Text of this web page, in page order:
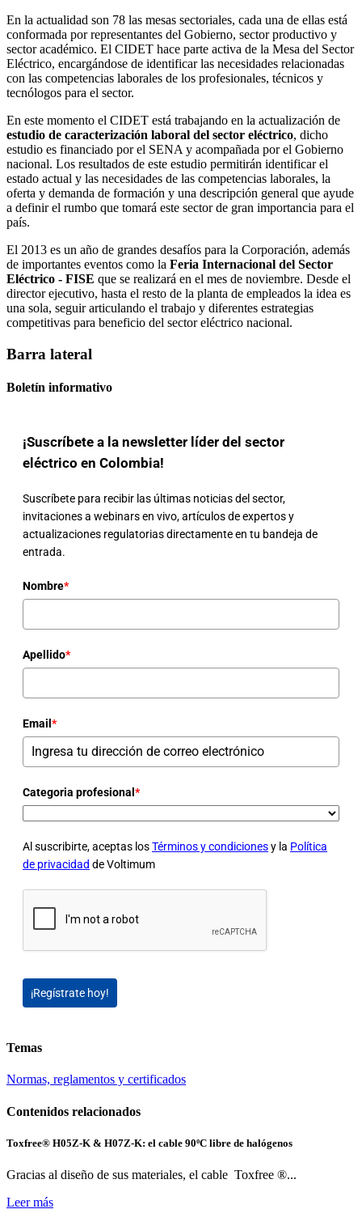
En la actualidad son 78 las mesas sectoriales, cada una de ellas está
conformada por representantes del Gobierno, sector productivo y
sector académico. El CIDET hace parte activa de la Mesa del Sector
Eléctrico, encargándose de identificar las necesidades relacionadas
con las competencias laborales de los profesionales, técnicos y
tecnólogos para el sector.
En este momento el CIDET está trabajando en la actualización de
estudio de caracterización laboral del sector eléctrico, dicho
estudio es financiado por el SENA y acompañada por el Gobierno
nacional. Los resultados de este estudio permitirán identificar el
estado actual y las necesidades de las competencias laborales, la
oferta y demanda de formación y una descripción general que ayude
a definir el rumbo que tomará este sector de gran importancia para el
país.
El 2013 es un año de grandes desafíos para la Corporación, además
de importantes eventos como la Feria Internacional del Sector
Eléctrico - FISE que se realizará en el mes de noviembre. Desde el
director ejecutivo, hasta el resto de la planta de empleados la idea es
una sola, seguir articulando el trabajo y diferentes estrategias
competitivas para beneficio del sector eléctrico nacional.
Barra lateral
Boletín informativo
¡Suscríbete a la newsletter líder del sector
eléctrico en Colombia!
Suscríbete para recibir las últimas noticias del sector,
invitaciones a webinars en vivo, artículos de expertos y
actualizaciones regulatorias directamente en tu bandeja de
entrada.
Nombre*
Apellido*
Email *
Categoria profesional *
Al suscribirte, aceptas losTérminos y condicionesy la Política
de privacidad de Voltimum
¡Regístrate hoy!
Temas
Normas, reglamentos y certificados
Contenidos relacionados
Toxfree® H05Z-K & H07Z-K: el cable 90ºC libre de halógenos
Gracias al diseño de sus materiales, el cable Toxfree ®...
Leer más